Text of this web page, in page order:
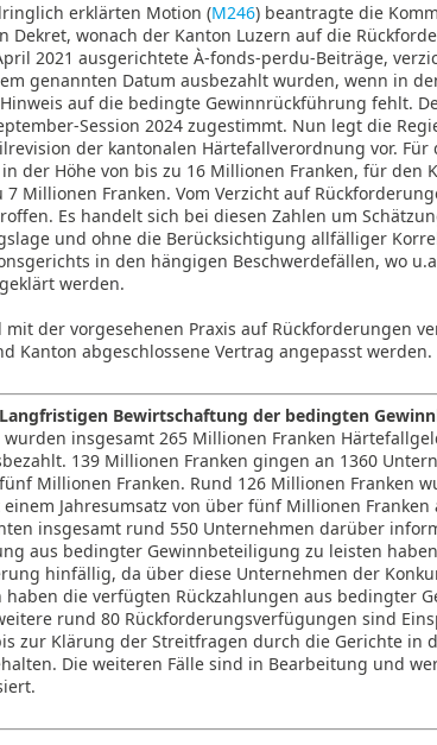
erklärten Motion (M246) beantragte die
Dekret, wonach der Kanton Luzern auf die
2021 ausgerichtete À-fonds-perdu-Beiträge,
genannten Datum ausbezahlt wurden, wenn in
auf die bedingte Gewinnrückführung fehlt.
Session 2024 zugestimmt. Nun legt die
der kantonalen Härtefallverordnung vor.
der Höhe von bis zu 16 Millionen Franken, für den
7 Millionen Franken. Vom Verzicht auf
Es handelt sich bei diesen Zahlen um
und ohne die Berücksichtigung allfälliger
in den hängigen Beschwerdefällen, wo
werden.
mit der vorgesehenen Praxis auf Rückforderungen
Kanton abgeschlossene Vertrag angepasst werden.
Bewirtschaftung der bedingten
insgesamt 265 Millionen Franken
139 Millionen Franken gingen an 1360
Millionen Franken. Rund 126 Millionen Franken
Jahresumsatz von über fünf Millionen Franken
insgesamt rund 550 Unternehmen darüber
aus bedingter Gewinnbeteiligung zu leisten
hinfällig, da über diese Unternehmen der
haben die verfügten Rückzahlungen aus bedingter
rund 80 Rückforderungsverfügungen sind
zur Klärung der Streitfragen durch die Gerichte in
Die weiteren Fälle sind in Bearbeitung und